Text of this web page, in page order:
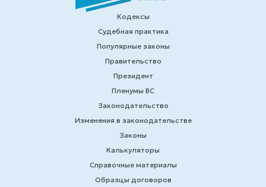
Кодексы
Судебная практика
Популярные законы
Правительство
Президент
Пленумы ВС
Законодательство
Изменения в законодательстве
Законы
Калькуляторы
Справочные материалы
Образцы договоров